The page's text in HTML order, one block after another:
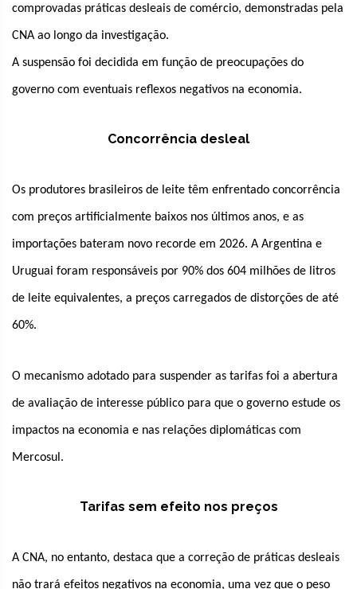
comprovadas práticas desleais de comércio, demonstradas pela
CNA ao longo da investigação.
A suspensão foi decidida em função de preocupações do
governo com eventuais reflexos negativos na economia.
Concorrência desleal
Os produtores brasileiros de leite têm enfrentado concorrência
com preços artificialmente baixos nos últimos anos, e as
importações bateram novo recorde em 2026. A Argentina e
Uruguai foram responsáveis por 90% dos 604 milhões de litros
de leite equivalentes, a preços carregados de distorções de até
60%.
O mecanismo adotado para suspender as tarifas foi a abertura
de avaliação de interesse público para que o governo estude os
impactos na economia e nas relações diplomáticas com
Mercosul.
Tarifas sem efeito nos preços
A CNA, no entanto, destaca que a correção de práticas desleais
não trará efeitos negativos na economia, uma vez que o peso